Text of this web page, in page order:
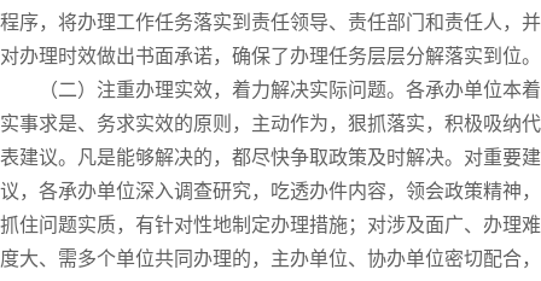
程序，将办理工作任务落实到责任领导、责任部门和责任人，并
对办理时效做出书面承诺，确保了办理任务层层分解落实到位。
（二）注重办理实效，着力解决实际问题。各承办单位本着
实事求是、务求实效的原则，主动作为，狠抓落实，积极吸纳代
表建议。凡是能够解决的，都尽快争取政策及时解决。对重要建
议，各承办单位深入调查研究，吃透办件内容，领会政策精神，
抓住问题实质，有针对性地制定办理措施；对涉及面广、办理难
度大、需多个单位共同办理的，主办单位、协办单位密切配合，